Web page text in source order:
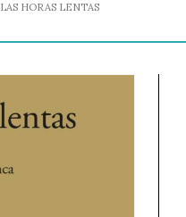
LAS HORAS LENTAS